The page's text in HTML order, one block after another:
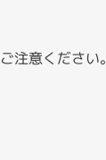
意ください。